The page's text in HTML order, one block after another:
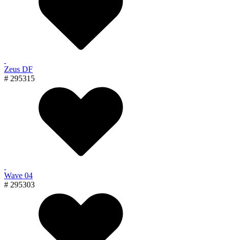
Zeus DF
# 295315
Wave 04
# 295303